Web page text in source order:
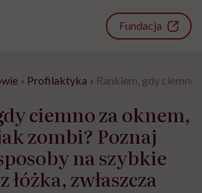
Fundacja
› Profilaktyka › Rankiem, gdy ciemno
ciemno za oknem,
zombi? Poznaj
na szybkie
łóżka, zwłaszcza